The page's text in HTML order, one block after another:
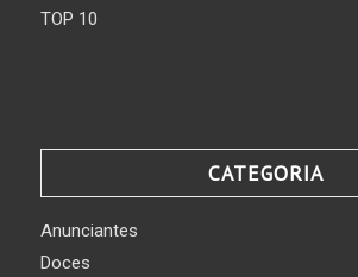
TOP 10
CATEGORIA
Anunciantes
Doces